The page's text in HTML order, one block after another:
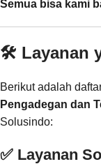
Semua bisa kami
🛠️ Layanan
Berikut adalah
Pengadegan dan
Solusindo:
✅ Layanan